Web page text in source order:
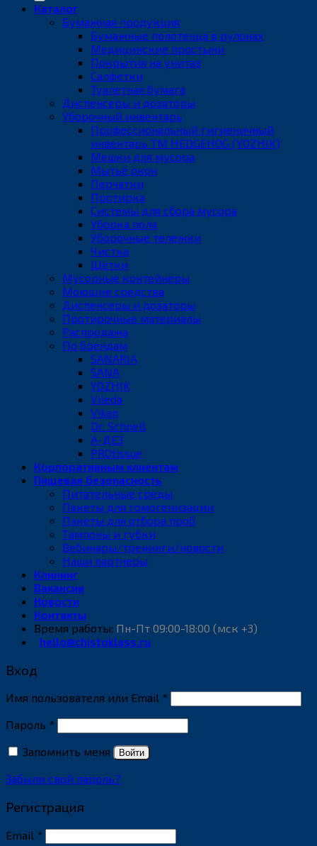
Каталог
Бумажная продукция
Бумажные полотенца в рулонах
Медицинские простыни
Покрытия на унитаз
Салфетки
Туалетная бумага
Диспенсеры и дозаторы
Уборочный инвентарь
Профессиональный гигиеничный
инвентарь ТМ HEDGEHOG (YOZHIK)
Мешки для мусора
Мытьё окон
Перчатки
Протирка
Системы для сбора мусора
Уборка пола
Уборочные тележки
Чистка
Щётки
Мусорные контейнеры
Моющие средства
Диспенсеры и дозаторы
Протирочные материалы
Распродажа
По брендам
SANARIA
SANA
YOZHIK
Vileda
Vikan
Dr. Schnell
А-ДЕЗ
PROtissue
Корпоративным клиентам
Пищевая безопасность
Питательные среды
Пакеты для гомогенизации
Пакеты для отбора проб
Тампоны и губки
Вебинары/тренинги/новости
Наши партнеры
Клининг
Вакансии
Новости
Контакты
Время работы: Пн-Пт 09:00-18:00 (мск +3)
hello@chistoklass.ru
Вход
Имя пользователя или Email *
Пароль *
Запомнить меня Войти
Забыли свой пароль?
Регистрация
Email * Обязательно